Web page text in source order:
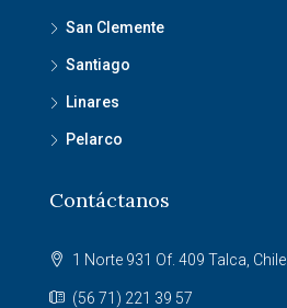
San Clemente
Santiago
Linares
Pelarco
Contáctanos
1 Norte 931 Of. 409 Talca, Chile.
(56 71) 221 39 57